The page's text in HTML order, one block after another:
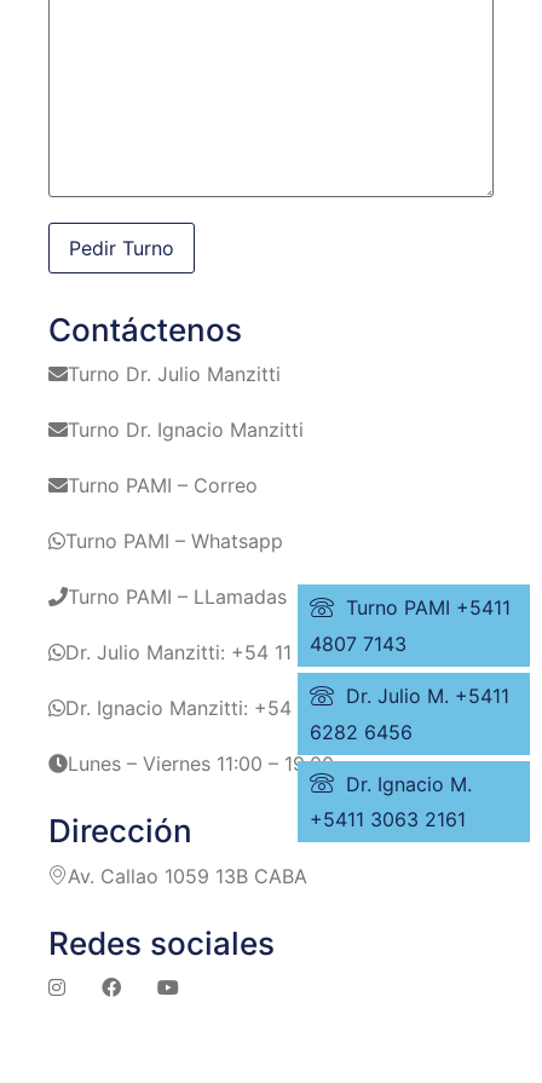
Contáctenos
Turno Dr. Julio Manzitti
Turno Dr. Ignacio Manzitti
Turno PAMI – Correo
Turno PAMI – Whatsapp
Turno PAMI – LLamadas
Dr. Julio Manzitti: +54 11 6282 6456
Dr. Ignacio Manzitti: +54 11 3063 2161
Lunes – Viernes 11:00 – 19.00
Dirección
Av. Callao 1059 13B CABA
Redes sociales
Turno PAMI +5411
4807 7143
Dr. Julio M. +5411
6282 6456
Dr. Ignacio M.
+5411 3063 2161